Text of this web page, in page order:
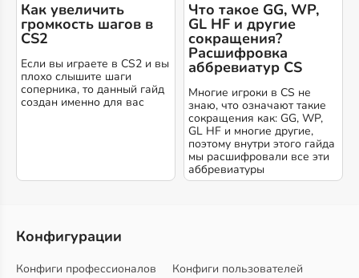
Как увеличить
громкость шагов в
CS2
Если вы играете в CS2 и вы
плохо слышите шаги
соперника, то данный гайд
создан именно для вас
Что такое GG, WP,
GL HF и другие
сокращения?
Расшифровка
аббревиатур CS
Многие игроки в CS не
знаю, что означают такие
сокращения как: GG, WP,
GL HF и многие другие,
поэтому внутри этого гайда
мы расшифровали все эти
аббревиатуры
Конфигурации
Конфиги профессионалов
Конфиги пользователей